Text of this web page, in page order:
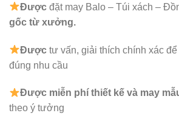
Được đặt may Balo – Túi xách –
gốc từ xưởng.
Đượctư vấn, giải thích chính xác
đúng nhu cầu
Được miễn phí thiết kế và may
theo ý tưởng